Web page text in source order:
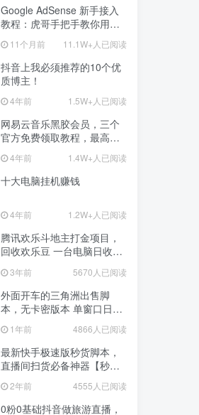
0粉0基础抖音做旅游直播，30天带货250万GMV，纯利10万，及经验
Google AdSense 新手接入
教程：虎哥手把手教你用网
站赚取美元收入
11个月前 11.1W+人已阅读
抖音上我必须推荐的10个优
质博主！
4年前 1.5W+人已阅读
网易云音乐黑胶会员，三个
官方免费领取教程，最高可
领1年
4年前 1.4W+人已阅读
十大电脑挂机赚钱
4年前 1.2W+人已阅读
腾讯欢乐斗地主打金项目，
回收欢乐豆 一台电脑日收益
3年前 5670人已阅读
外面开车的三角洲出售脚
本，无卡密版本 单窗口日收
1年前 4866人已阅读
最新快手极速版秒货脚本，
直播间扫货必备神器【秒货
2年前 4555人已阅读
0粉0基础抖音做旅游直播，